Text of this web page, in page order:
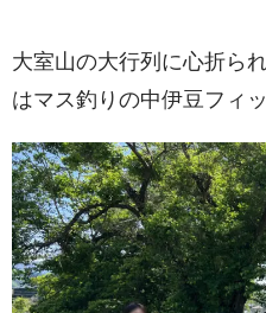
大室山の大行列に心折ら
はマス釣りの中伊豆フィ